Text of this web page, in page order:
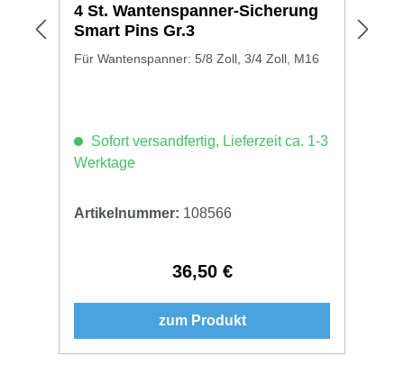
4 St. Wantenspanner-Sicherung
Smart Pins Gr.3
Für Wantenspanner: 5/8 Zoll, 3/4 Zoll, M16
Sofort versandfertig, Lieferzeit ca. 1-3
Werktage
Artikelnummer: 108566
Regulärer Preis:
36,50 €
zum Produkt